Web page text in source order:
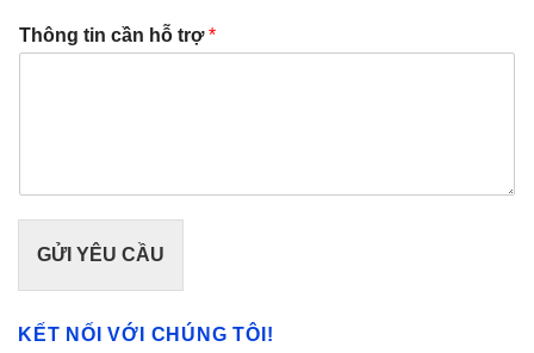
Thông tin cần hỗ trợ*
GỬI YÊU CẦU
KẾT NỐI VỚI CHÚNG TÔI!